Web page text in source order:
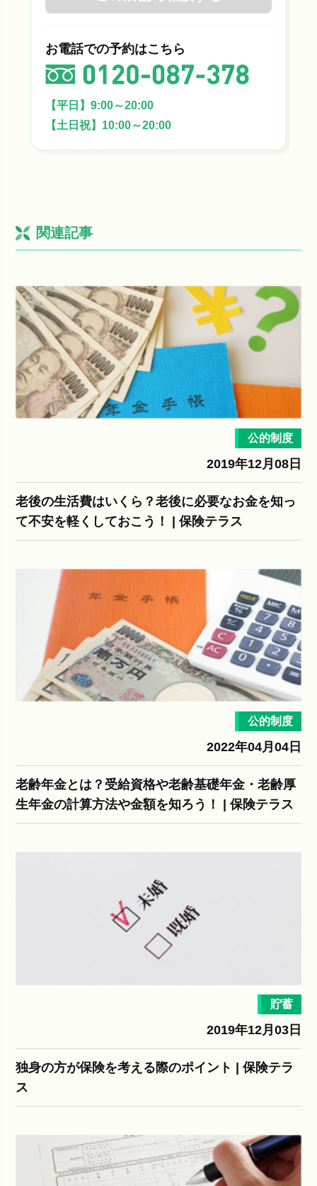
お電話での予約はこちら
【平日】9:00～20:00
【土日祝】10:00～20:00
関連記事
公的制度
2019年12月08日
老後の生活費はいくら？老後に必要なお金を知っ
て不安を軽くしておこう！ | 保険テラス
公的制度
2022年04月04日
老齢年金とは？受給資格や老齢基礎年金・老齢厚
生年金の計算方法や金額を知ろう！ | 保険テラス
貯蓄
2019年12月03日
独身の方が保険を考える際のポイント | 保険テラ
ス